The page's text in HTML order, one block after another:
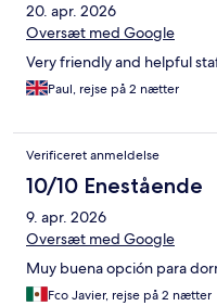
20. apr. 2026
Oversæt med Google
Very friendly and helpful
Paul, rejse på 2 nætter
Verificeret anmeldelse
10/10 Enestående
9. apr. 2026
Oversæt med Google
Muy buena opción para
Fco Javier, rejse på 2 nætter